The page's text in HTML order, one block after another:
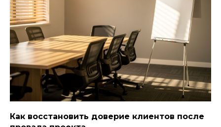
Как восстановить доверие клиентов после